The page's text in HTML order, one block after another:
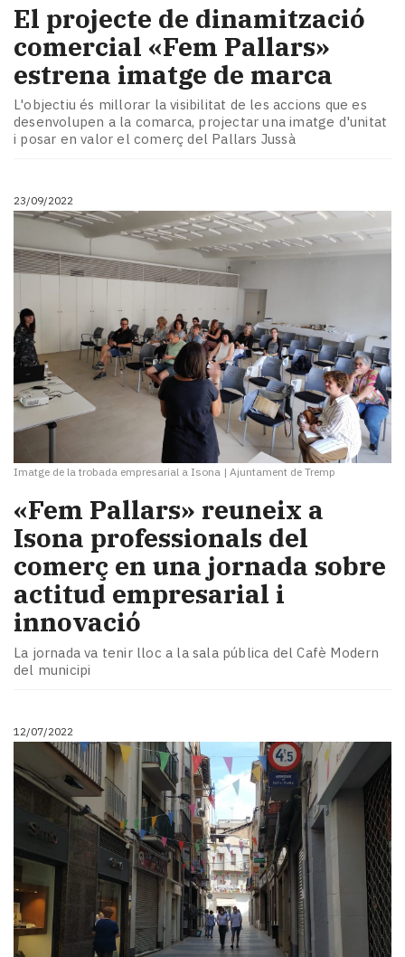
El projecte de dinamització
comercial «Fem Pallars»
estrena imatge de marca
L'objectiu és millorar la visibilitat de les accions que es
desenvolupen a la comarca, projectar una imatge d'unitat
i posar en valor el comerç del Pallars Jussà
23/09/2022
Imatge de la trobada empresarial a Isona | Ajuntament de Tremp
«Fem Pallars» reuneix a
Isona professionals del
comerç en una jornada sobre
actitud empresarial i
innovació
La jornada va tenir lloc a la sala pública del Cafè Modern
del municipi
12/07/2022